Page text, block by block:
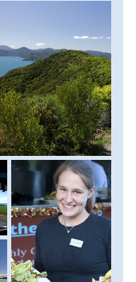
a környéken
két éjszakát.
két éjszakát